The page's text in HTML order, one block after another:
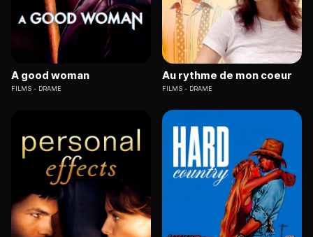
A good woman
FILMS DRAME
Au rythme de mon coeur
FILMS DRAME